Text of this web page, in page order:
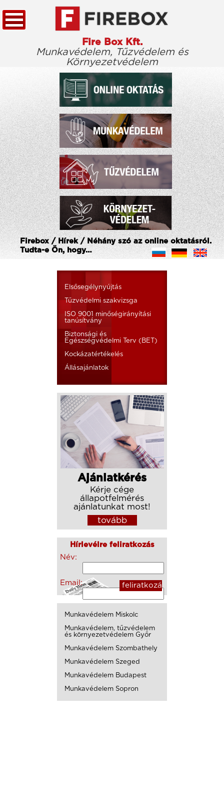
Fire Box Kft.
Munkavédelem, Tűzvédelem és
Környezetvédelem
KEZDŐLAP
TÖRVÉNYTÁR
CÉGÜNKRŐL
KIEMELT ÜGYFELEINK
ELÉRHETŐSÉG
Firebox / Hírek / Néhány szó az online oktatásról.
Tudta-e Ön, hogy…
Elsősegélynyújtás
Tűzvédelmi szakvizsga
ISO 9001 minőségirányítási
tanúsítvány
Biztonsági és
Egészségvédelmi Terv (BET)
Kockázatértékelés
Állásajánlatok
Ajánlatkérés
Kérje cége
állapotfelmérés
ajánlatunkat most!
tovább
Hírlevélre feliratkozás
Név:
Email:
Munkavédelem Miskolc
Munkavédelem, tűzvédelem
és környezetvédelem Győr
Munkavédelem Szombathely
Munkavédelem Szeged
Munkavédelem Budapest
Munkavédelem Sopron